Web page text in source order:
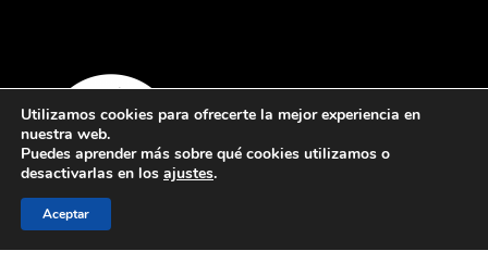
Utilizamos cookies para ofrecerte la mejor experiencia en
nuestra web.
Puedes aprender más sobre qué cookies utilizamos o
desactivarlas en los ajustes.
Aceptar